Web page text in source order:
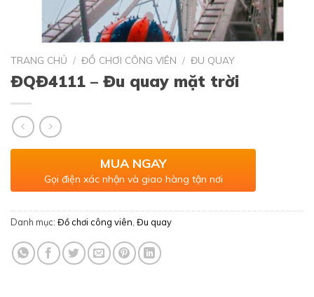
TRANG CHỦ / ĐỒ CHƠI CÔNG VIÊN / ĐU QUAY
ĐQĐ4111 – Đu quay mặt trời
MUA NGAY
Gọi điện xác nhận và giao hàng tận nơi
Danh mục: Đồ chơi công viên, Đu quay